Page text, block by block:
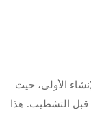
الأولى، حيث
قبل التشطيب. هذا